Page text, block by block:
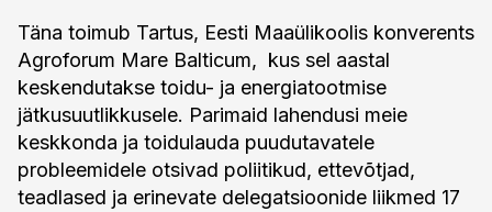
Täna toimub Tartus, Eesti Maaülikoolis konverents
Agroforum Mare Balticum, kus sel aastal
keskendutakse toidu- ja energiatootmise
jätkusuutlikkusele. Parimaid lahendusi meie
keskkonda ja toidulauda puudutavatele
probleemidele otsivad poliitikud, ettevõtjad,
teadlased ja erinevate delegatsioonide liikmed 17